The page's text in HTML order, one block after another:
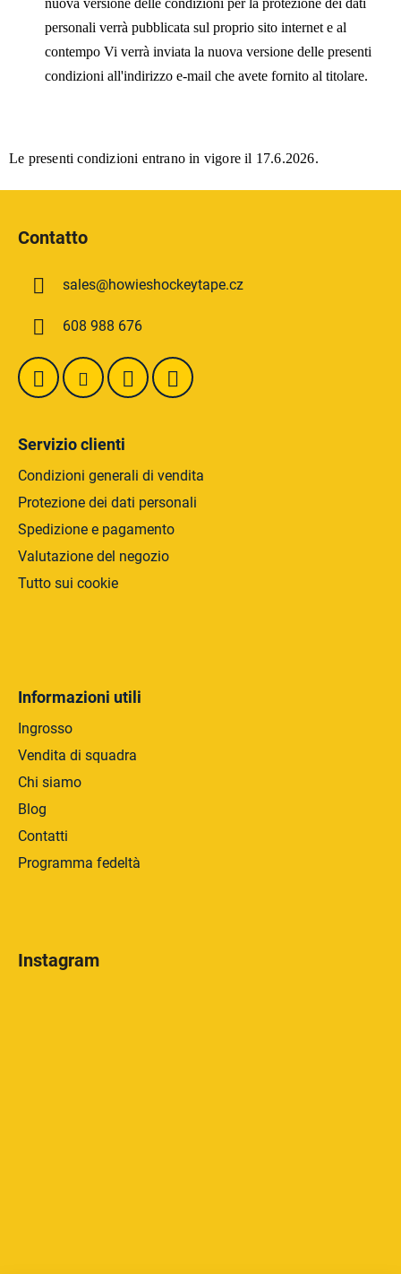
personali verrà pubblicata sul proprio sito internet e al
contempo Vi verrà inviata la nuova versione delle presenti
condizioni all'indirizzo e-mail che avete fornito al titolare.
Le presenti condizioni entrano in vigore il 17.6.2026.
Contatto
sales@howieshockeytape.cz
608 988 676
Servizio clienti
Condizioni generali di vendita
Protezione dei dati personali
Spedizione e pagamento
Valutazione del negozio
Tutto sui cookie
Informazioni utili
Ingrosso
Vendita di squadra
Chi siamo
Blog
Contatti
Programma fedeltà
Instagram